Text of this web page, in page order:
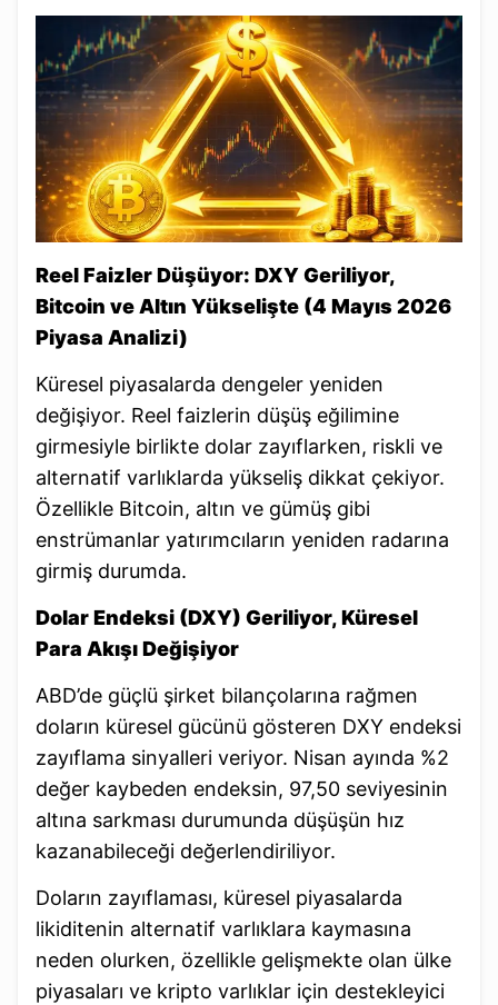
Reel Faizler Düşüyor: DXY Geriliyor,
Bitcoin ve Altın Yükselişte (4 Mayıs 2026
Piyasa Analizi)
Küresel piyasalarda dengeler yeniden
değişiyor. Reel faizlerin düşüş eğilimine
girmesiyle birlikte dolar zayıflarken, riskli ve
alternatif varlıklarda yükseliş dikkat çekiyor.
Özellikle Bitcoin, altın ve gümüş gibi
enstrümanlar yatırımcıların yeniden radarına
girmiş durumda.
Dolar Endeksi (DXY) Geriliyor, Küresel
Para Akışı Değişiyor
ABD’de güçlü şirket bilançolarına rağmen
doların küresel gücünü gösteren DXY endeksi
zayıflama sinyalleri veriyor. Nisan ayında %2
değer kaybeden endeksin, 97,50 seviyesinin
altına sarkması durumunda düşüşün hız
kazanabileceği değerlendiriliyor.
Doların zayıflaması, küresel piyasalarda
likiditenin alternatif varlıklara kaymasına
neden olurken, özellikle gelişmekte olan ülke
piyasaları ve kripto varlıklar için destekleyici